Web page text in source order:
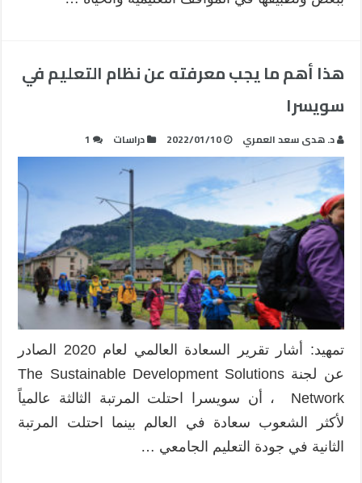
هذا أهم ما يجب معرفته عن نظام التعليم في
سويسرا
د. هدى سعد العمري 2022/01/10 دراسات 1
تمهيد: أشار تقرير السعادة العالمي لعام 2020 الصادر
عن لجنة The Sustainable Development Solutions
Network ، أن سويسرا احتلت المرتبة الثالثة عالمياً
لأكثر الشعوب سعادة في العالم بينما احتلت المرتبة
الثانية في جودة التعليم الجامعي …